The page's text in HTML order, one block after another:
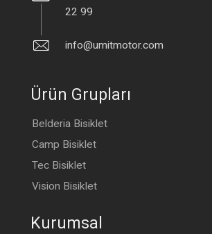
22 99
info@umitmotor.com
Ürün Grupları
Belderia Bisiklet
Camp Bisiklet
Tec Bisiklet
Vision Bisiklet
Kurumsal